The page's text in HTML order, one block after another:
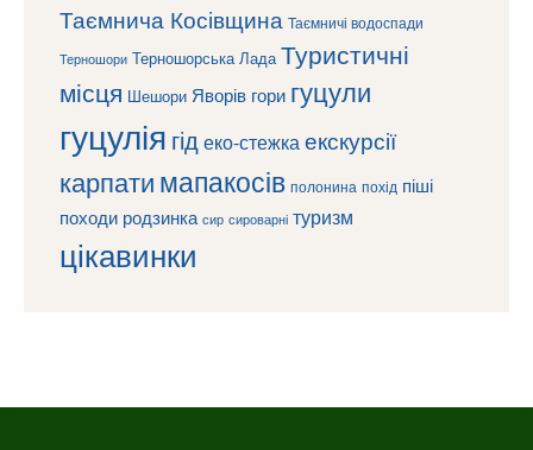
Таємнича Косівщина Таємничі водоспади
Терношори Терношорська Лада Туристичні
місця Шешори Яворів гори гуцули
гуцулія гідеко-стежкаекскурсії
карпатимапакосів полонина похід піші
походи родзинка сир сироварні туризм
цікавинки